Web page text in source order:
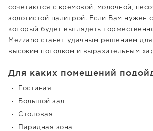
сочетаются с кремовой, молочной,
золотистой палитрой. Если Вам нужен
который будет выглядеть
Mezzano станет удачным решением
высоким потолком и выразительным
Для каких помещений
Гостиная
Большой зал
Столовая
Парадная зона